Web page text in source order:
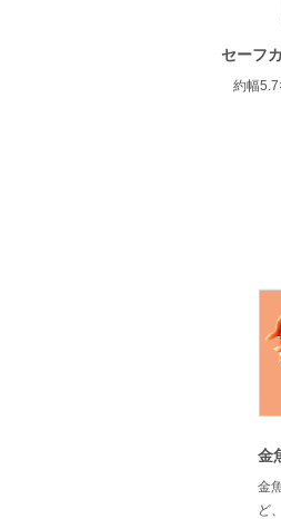
セーフ
約幅
金
金
ど